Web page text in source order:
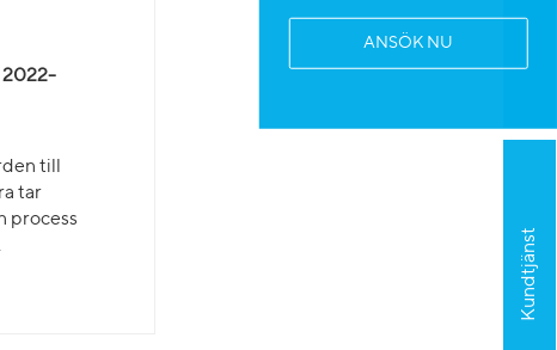
Kundtjänst
ANSÖK NU
2022-
till
tar
process